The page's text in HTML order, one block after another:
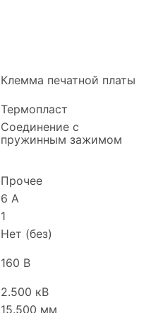
Клемма печатной платы
Термопласт
Соединение с
пружинным зажимом
Прочее
6 А
1
Нет (без)
160 В
2.500 кВ
15.500 мм